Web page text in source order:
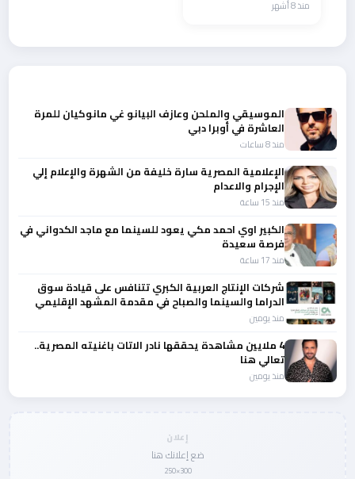
يس من عبق الارز إلي
منذ 8 أشهر
الموسيقي والملحن وعازف البيانو غي مانوكيان للمرة
العاشرة في أوبرا دبي
منذ 8 ساعات
الإعلامية المصرية سارة خليفة من الشهرة والإعلام إلي
الإجرام والاعدام
منذ 15 ساعة
الكبير اوي احمد مكي يعود للسينما مع ماجد الكدواني في
فرصة سعيدة
منذ 17 ساعة
شركات الإنتاج العربية الكبري تتنافس على قيادة سوق
الدراما والسينما والصباح في مقدمة المشهد الإقليمي
منذ يومين
4 ملايين مشاهدة يحققها نادر الاتات باغنيته المصرية..
تعالي هنا
منذ يومين
إعلان
ضع إعلانك هنا
300×250